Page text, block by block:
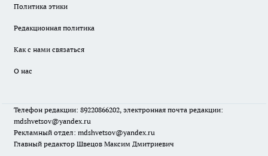
Политика этики
Редакционная политика
Как с нами связаться
О нас
Телефон редакции: 89220866202, электронная почта редакции:
mdshvetsov@yandex.ru
Рекламный отдел: mdshvetsov@yandex.ru
Главный редактор Швецов Максим Дмитриевич